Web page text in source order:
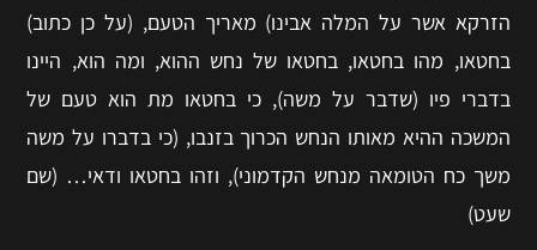
הזרקא אשר על המלה אבינו) מאריך הטעם, (על כן כתוב)
בחטאו, מהו בחטאו, בחטאו של נחש ההוא, ומה הוא, היינו
בדברי פיו (שדבר על משה), כי בחטאו מת הוא טעם של
המשכה ההיא מאותו הנחש הכרוך בזנבו, (כי בדברו על משה
משך כח הטומאה מנחש הקדמוני), וזהו בחטאו ודאי… (שם
שעט)